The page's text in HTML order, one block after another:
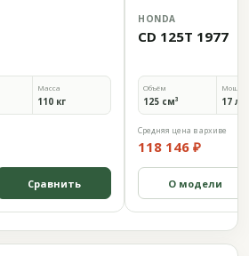
Масса
110 кг
Сравнить
HONDA
CD 125T 1977
Объём
125 см³ 17
Средняя цена в архиве
118 146 ₽
О модели